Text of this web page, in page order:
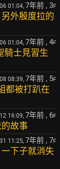
01:04, 7年前 , 3F
外殷度拉的
01:04, 7年前 , 4F
騎士見習生
08:39, 7年前 , 5F
都被打趴在
16:09, 7年前 , 6F
故事
11:25, 7年前 , 7F
下子就消失